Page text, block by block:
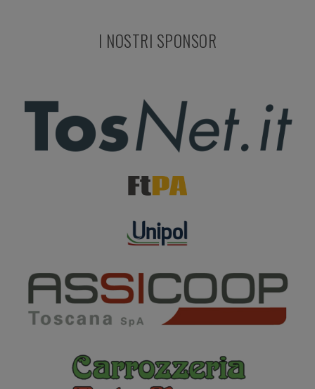
I NOSTRI SPONSOR